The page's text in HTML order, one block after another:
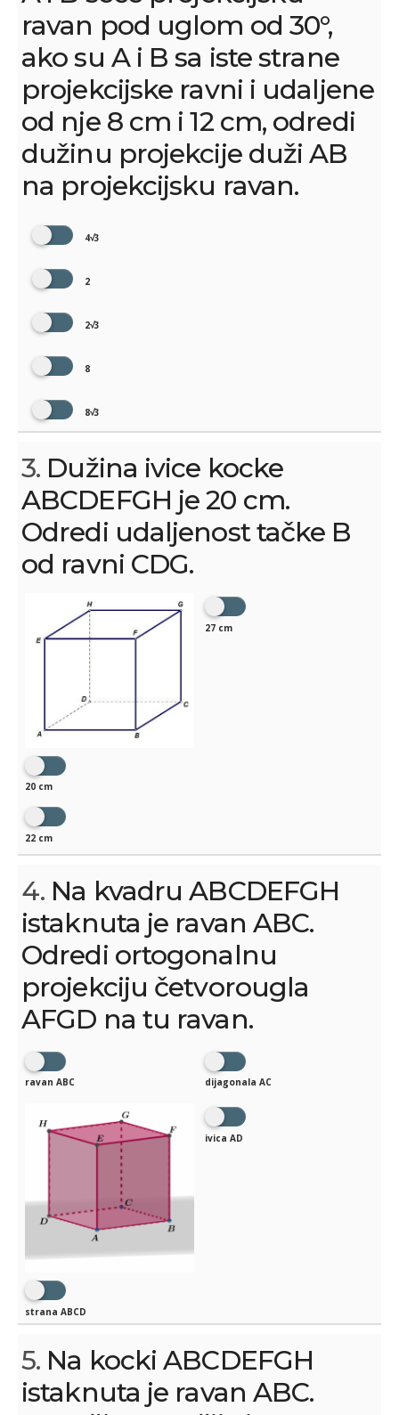
ravan pod uglom od 30°,
ako su A i B sa iste strane
projekcijske ravni i udaljene
od nje 8 cm i 12 cm, odredi
dužinu projekcije duži AB
na projekcijsku ravan.
4√3
2
2√3
8
8√3
3. Dužina ivice kocke
ABCDEFGH je 20 cm.
Odredi udaljenost tačke B
od ravni CDG.
20 cm
27 cm
22 cm
4. Na kvadru ABCDEFGH
istaknuta je ravan ABC.
Odredi ortogonalnu
projekciju četvorougla
AFGD na tu ravan.
ravan ABC dijagonala AC
strana ABCD
ivica AD
5. Na kocki ABCDEFGH
istaknuta je ravan ABC.